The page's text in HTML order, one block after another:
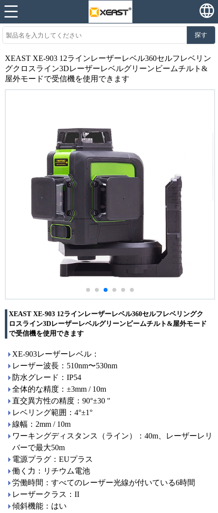
探す
XEAST XE-903 12ラインレーザーレベル360セルフレベリン
グクロスライン3Dレーザーレベルグリーンビームチルト&
屋外モードで受信機を使用できます
XEAST XE-903 12ラインレーザーレベル360セルフレベリングク
ロスライン3Dレーザーレベルグリーンビームチルト&屋外モード
で受信機を使用できます
XE-903レーザーレベル：
レーザー波長：510nm〜530nm
防水グレード：IP54
全体的な精度：±3mm / 10m
直交異方性の精度：90°±30 "
レベリング範囲：4°±1°
線幅：2mm / 10m
ワーキングディスタンス（ライン）：40m、レーザーレリ
バーで最大50m
電源プラグ：EUプラス
働く力：リチウム電池
労働時間：すべてのレーザー光線が付いている6時間
レーザークラス：II
傾斜機能：はい